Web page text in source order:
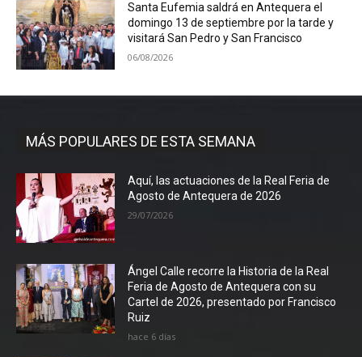
Santa Eufemia saldrá en Antequera el
domingo 13 de septiembre por la tarde y
visitará San Pedro y San Francisco
06/08/2026
MÁS POPULARES DE ESTA SEMANA
Aquí, las actuaciones de la Real Feria de
Agosto de Antequera de 2026
29/07/2026
Ángel Calle recorre la Historia de la Real
Feria de Agosto de Antequera con su
Cartel de 2026, presentado por Francisco
Ruiz
hace 6 días